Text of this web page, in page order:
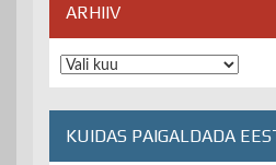
ARHIIV
Arhiiv
KUIDAS PAIGALDADA